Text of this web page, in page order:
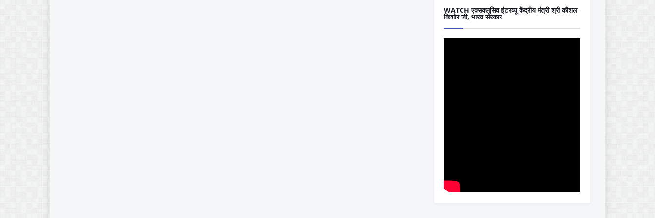
WATCH एक्सक्लूसिव इंटरव्यू केंद्रीय मंत्री श्री कौशल
किशोर जी, भारत सरकार